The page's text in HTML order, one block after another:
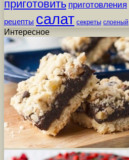
приготовить приготовления
рецепты салат секреты слоеный
Интересное